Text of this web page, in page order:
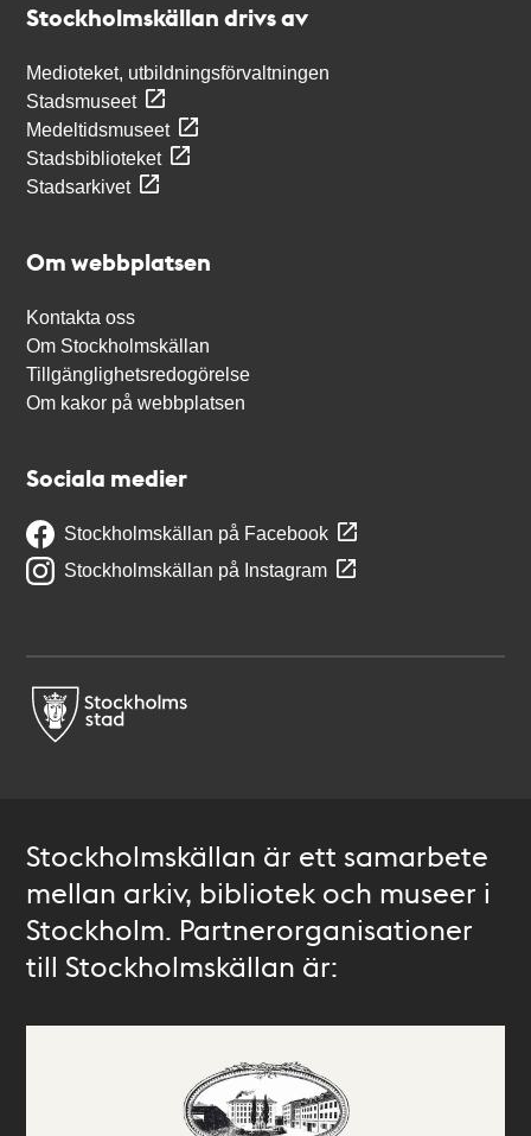
Stockholmskällan drivs av
Medioteket, utbildningsförvaltningen
Stadsmuseet
Medeltidsmuseet
Stadsbiblioteket
Stadsarkivet
Om webbplatsen
Kontakta oss
Om Stockholmskällan
Tillgänglighetsredogörelse
Om kakor på webbplatsen
Sociala medier
Stockholmskällan på Facebook
Stockholmskällan på Instagram
Stockholmskällan är ett samarbete
mellan arkiv, bibliotek och museer i
Stockholm. Partnerorganisationer
till Stockholmskällan är: